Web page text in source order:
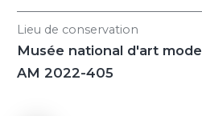
Lieu de conservation
Musée national d'art
AM 2022-405